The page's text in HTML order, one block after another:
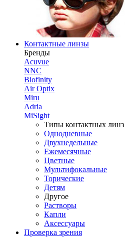
Контактные линзы
Бренды
Acuvue
NNC
Biofinity
Air Optix
Miru
Adria
MiSight
Типы контактных линз
Однодневные
Двухнедельные
Ежемесячные
Цветные
Мультифокальные
Торические
Детям
Другое
Растворы
Капли
Аксессуары
Проверка зрения